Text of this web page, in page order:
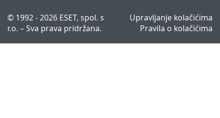
© 1992 - 2026 ESET, spol. s
r.o. – Sva prava pridržana.
Upravljanje kolačićima
Pravila o kolačićima